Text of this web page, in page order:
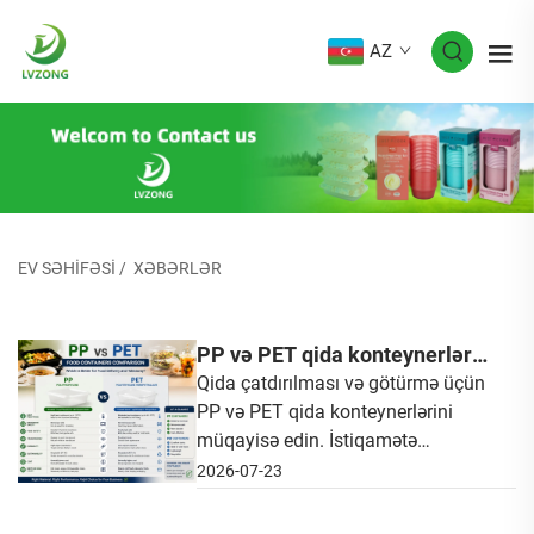
AZ
EV SƏHIFƏSI / XƏBƏRLƏR
PP və PET qida konteynerləri:
Qida çatdırılması və götürmə
üçün hansı daha yaxşıdır?
Qida çatdırılması və götürmə üçün
PP və PET qida konteynerlərini
müqayisə edin. İstiqamətə
davamlılıq, qida təhlükəsizliyi,
2026-07-23